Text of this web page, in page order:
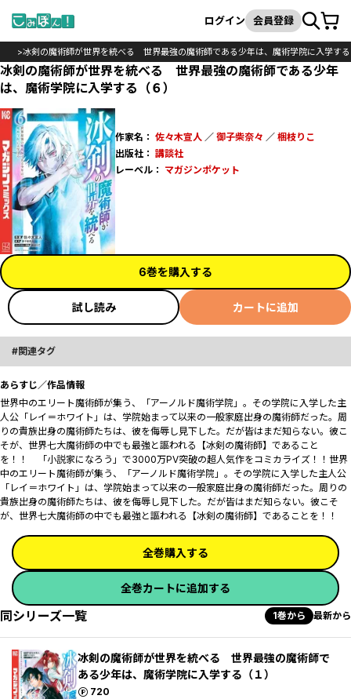
検索
ログイン 会員登録カート
冰剣の魔術師が世界を統べる 世界最強の魔術師である少年は、魔術学院に入学する
冰剣の魔術師が世界を統べる 世界最強の魔術師である少年
は、魔術学院に入学する（６）
作家名： 佐々木宣人／ 御子柴奈々 ／ 梱枝りこ
出版社： 講談社
レーベル： マガジンポケット
6巻を購入する
試し読み カートに追加
関連タグ
あらすじ／作品情報
世界中のエリート魔術師が集う、「アーノルド魔術学院」。その学院に入学した主
人公「レイ＝ホワイト」は、学院始まって以来の一般家庭出身の魔術師だった。周
りの貴族出身の魔術師たちは、彼を侮辱し見下した。だが皆はまだ知らない。彼こ
そが、世界七大魔術師の中でも最強と謳われる【冰剣の魔術師】であること
を！！ 「小説家になろう」で3000万PV突破の超人気作をコミカライズ！！世界
中のエリート魔術師が集う、「アーノルド魔術学院」。その学院に入学した主人公
「レイ＝ホワイト」は、学院始まって以来の一般家庭出身の魔術師だった。周りの
貴族出身の魔術師たちは、彼を侮辱し見下した。だが皆はまだ知らない。彼こそ
が、世界七大魔術師の中でも最強と謳われる【冰剣の魔術師】であることを！！
全巻購入する
全巻カートに追加する
同シリーズ一覧 1巻から 最新から
冰剣の魔術師が世界を統べる 世界最強の魔術師で
ある少年は、魔術学院に入学する（１）
720
ポイント